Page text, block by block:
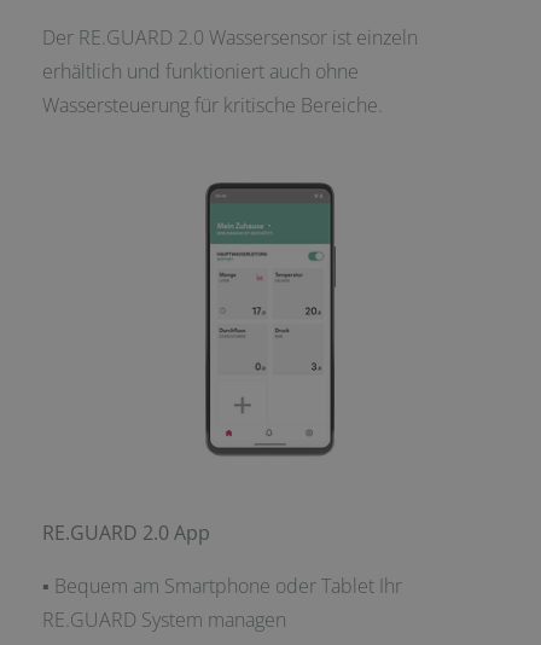
Der RE.GUARD 2.0 Wassersensor ist einzeln
erhältlich und funktioniert auch ohne
Wassersteuerung für kritische Bereiche.
RE.GUARD 2.0 App
▪ Bequem am Smartphone oder Tablet Ihr
RE.GUARD System managen